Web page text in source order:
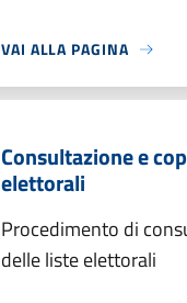
VAI ALLA PAGINA
Consultazione e
elettorali
Procedimento di
delle liste elettorali